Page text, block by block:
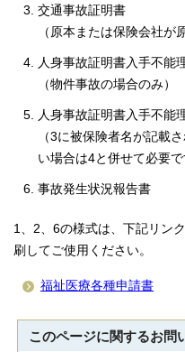
交通事故証明書
（原本または保険会社が
人身事故証明書入手不能
（物件事故の場合のみ）
人身事故証明書入手不能
（3に被保険者名が記載
い場合は4と併せて必要で
事故発生状況報告書
1、2、6の様式は、下記リン
刷してご使用ください。
福祉医療各種申請書
このページに関するお問